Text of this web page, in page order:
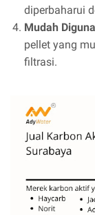
diperbaharui
Mudah
pellet yang
filtrasi.